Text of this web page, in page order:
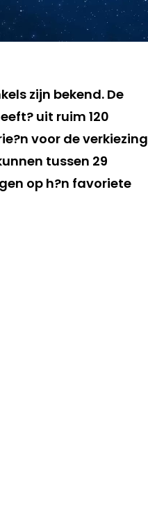
zijn bekend. De
uit ruim 120
voor de verkiezing
tussen 29
op h?n favoriete